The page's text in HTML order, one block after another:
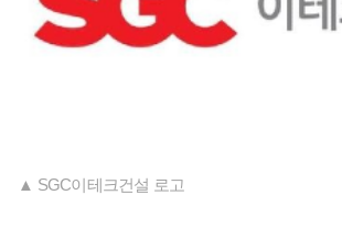
▲ SGC이테크건설 로고